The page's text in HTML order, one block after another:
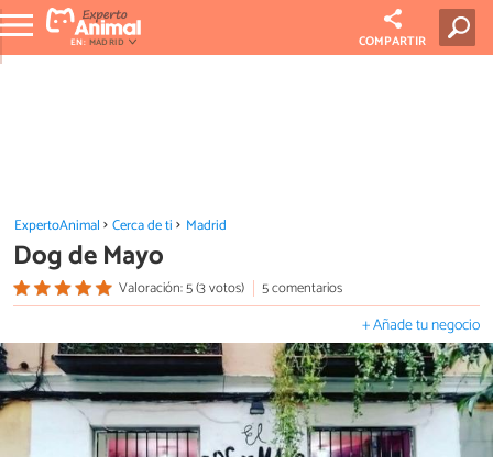
EN: MADRID COMPARTIR
ExpertoAnimal Cerca de ti Madrid
Dog de Mayo
Valoración: 5 (3 votos) 5 comentarios
+ Añade tu negocio